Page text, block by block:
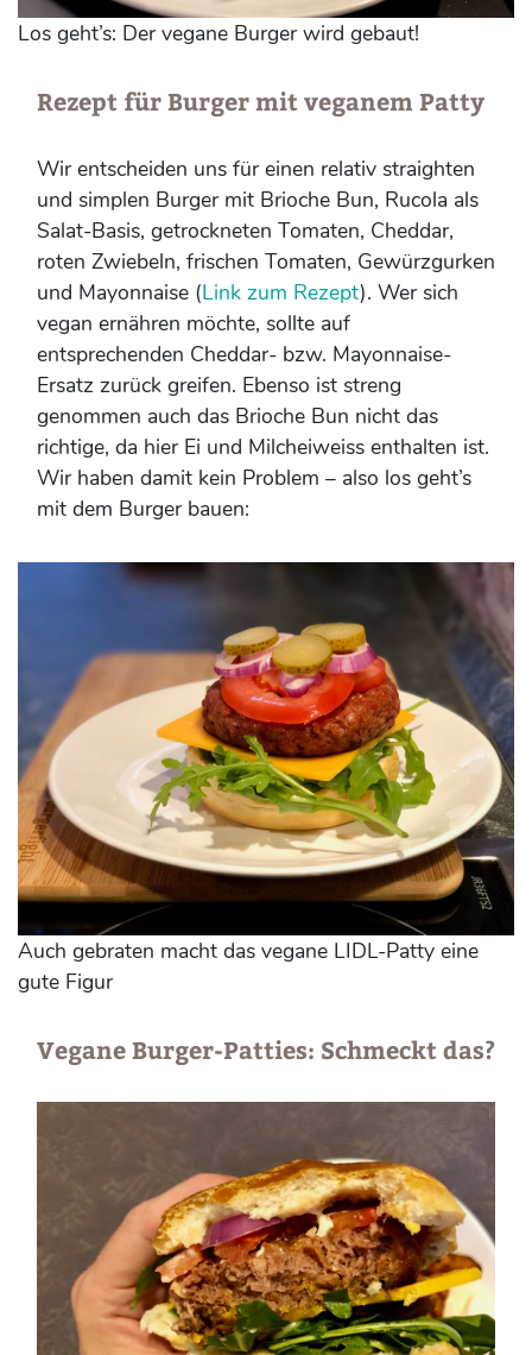
Los geht’s: Der vegane Burger wird gebaut!
Rezept für Burger mit veganem Patty
Wir entscheiden uns für einen relativ straighten
und simplen Burger mit Brioche Bun, Rucola als
Salat-Basis, getrockneten Tomaten, Cheddar,
roten Zwiebeln, frischen Tomaten, Gewürzgurken
und Mayonnaise (Link zum Rezept). Wer sich
vegan ernähren möchte, sollte auf
entsprechenden Cheddar- bzw. Mayonnaise-
Ersatz zurück greifen. Ebenso ist streng
genommen auch das Brioche Bun nicht das
richtige, da hier Ei und Milcheiweiss enthalten ist.
Wir haben damit kein Problem – also los geht’s
mit dem Burger bauen:
Auch gebraten macht das vegane LIDL-Patty eine
gute Figur
Vegane Burger-Patties: Schmeckt das?